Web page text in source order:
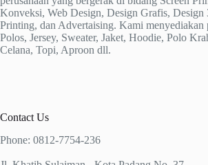
Konveksi, Web Design, Design Grafis,
Printing, dan Advertaising. Kami menyediakan
Polos, Jersey, Sweater, Jaket, Hoodie, Polo
Celana, Topi, Aproon dll.
Contact Us
Phone: 0812-7754-236